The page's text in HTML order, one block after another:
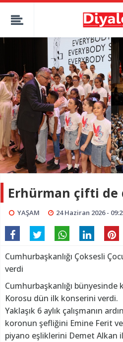
Erhürman çifti de
YAŞAM 24 Haziran 2026 -
Cumhurbaşkanlığı Çoksesli
verdi
Cumhurbaşkanlığı
Korosu dün ilk konserini verdi.
Yaklaşık 6 aylık çalışmanın
koronun şefliğini Emine Ferit
piyano eşliklerini Demet Alkan